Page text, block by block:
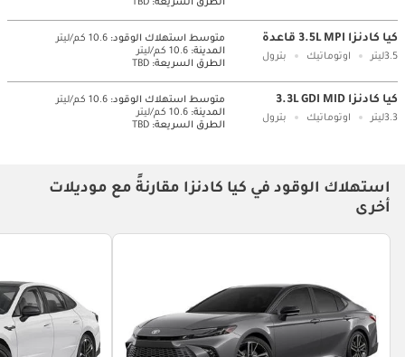
الطرق السريعة: TBD
كيا كادنزا 3.5L MPI قاعدة
3.5ليتر اوتوماتيك بترول
متوسط ​​استهلاك الوقود: 10.6 كم/ليتر
المدينة: 10.6 كم/ليتر
الطرق السريعة: TBD
كيا كادنزا 3.3L GDI MID
3.3ليتر اوتوماتيك بترول
متوسط ​​استهلاك الوقود: 10.6 كم/ليتر
المدينة: 10.6 كم/ليتر
الطرق السريعة: TBD
استهلاك الوقود في كيا كادنزا مقارنةً مع موديلات
أخرى